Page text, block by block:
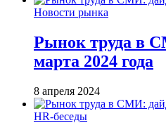
Новости рынка
Рынок труда в
марта 2024 года
8 апреля 2024
HR-беседы